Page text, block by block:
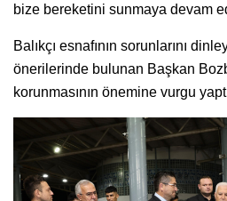
bize bereketini sunmaya devam
Balıkçı esnafının sorunlarını
önerilerinde bulunan Başkan
korunmasının önemine vurgu